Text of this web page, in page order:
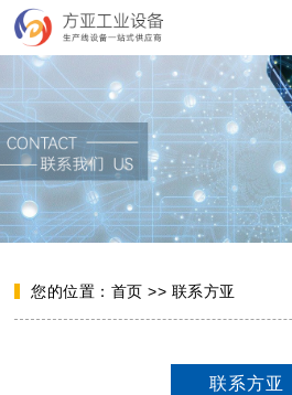
您的位置： 首页 >> 联系方亚
联系方亚